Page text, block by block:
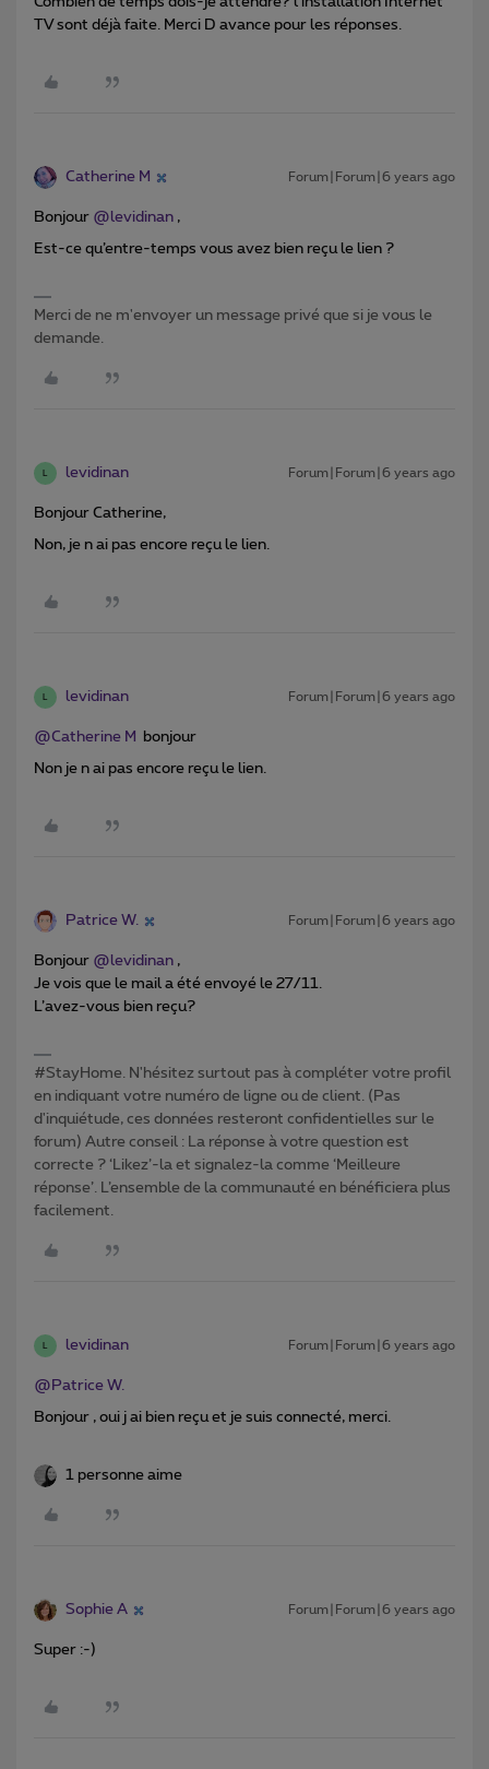
TV sont déjà faite. Merci D avance pour les réponses.
Catherine M Forum|Forum|6 years ago
Bonjour @levidinan ,
Est-ce qu’entre-temps vous avez bien reçu le lien ?
Merci de ne m'envoyer un message privé que si je vous le
demande.
levidinan Forum|Forum|6 years ago
Bonjour Catherine,
Non, je n ai pas encore reçu le lien.
levidinan Forum|Forum|6 years ago
@Catherine M bonjour
Non je n ai pas encore reçu le lien.
Patrice W. Forum|Forum|6 years ago
Bonjour @levidinan ,
Je vois que le mail a été envoyé le 27/11.
L’avez-vous bien reçu?
#StayHome. N'hésitez surtout pas à compléter votre profil
en indiquant votre numéro de ligne ou de client. (Pas
d'inquiétude, ces données resteront confidentielles sur le
forum) Autre conseil : La réponse à votre question est
correcte ? ‘Likez’-la et signalez-la comme ‘Meilleure
réponse’. L’ensemble de la communauté en bénéficiera plus
facilement.
levidinan Forum|Forum|6 years ago
@Patrice W.
Bonjour , oui j ai bien reçu et je suis connecté, merci.
1 personne aime
Sophie A Forum|Forum|6 years ago
Super :-)